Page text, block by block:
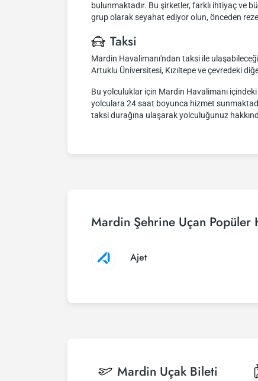
bulunmaktadır. Bu şirketler, farklı ihtiyaç ve
grup olarak seyahat ediyor olun, önceden
Taksi
Mardin Havalimanı'ndan taksi ile
Artuklu Üniversitesi, Kızıltepe ve çevredeki
Bu yolculuklar için Mardin Havalimanı
yolculara 24 saat boyunca hizmet
taksi durağına ulaşarak yolculuğunuz
Mardin Şehrine Uçan Popüler
Ajet
Mardin Uçak Bileti